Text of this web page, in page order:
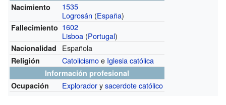
Nacimiento
1535
Logrosán (España)
Fallecimiento 1602
Lisboa (Portugal)
Nacionalidad Española
Religión Catolicismoe Iglesia católica
Información profesional
Ocupación
Exploradorysacerdote católico